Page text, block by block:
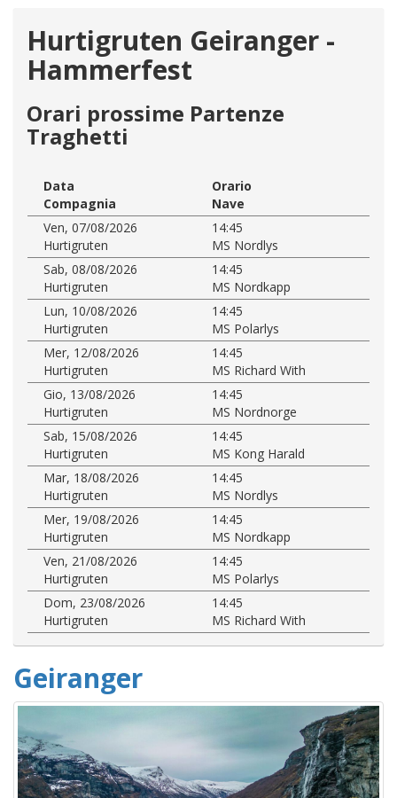
Hurtigruten Geiranger -
Hammerfest
Orari prossime Partenze
Traghetti
Data
Orario
Compagnia
Nave
Ven, 07/08/2026
14:45
Hurtigruten
MS Nordlys
Sab, 08/08/2026
14:45
Hurtigruten
MS Nordkapp
Lun, 10/08/2026
14:45
Hurtigruten
MS Polarlys
Mer, 12/08/2026
14:45
Hurtigruten
MS Richard With
Gio, 13/08/2026
14:45
Hurtigruten
MS Nordnorge
Sab, 15/08/2026
14:45
Hurtigruten
MS Kong Harald
Mar, 18/08/2026
14:45
Hurtigruten
MS Nordlys
Mer, 19/08/2026
14:45
Hurtigruten
MS Nordkapp
Ven, 21/08/2026
14:45
Hurtigruten
MS Polarlys
Dom, 23/08/2026
14:45
Hurtigruten
MS Richard With
Geiranger